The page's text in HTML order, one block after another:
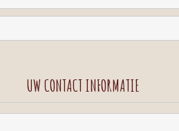
UW CONTACT INFORMATIE